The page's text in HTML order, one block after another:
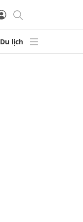
Du lịch